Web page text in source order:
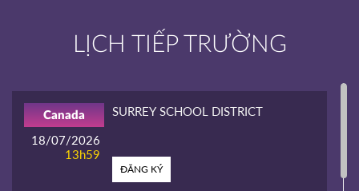
LỊCH TIẾP TRƯỜNG
18/07/2026
13h59
Canada SURREY SCHOOL DISTRICT
ĐĂNG KÝ